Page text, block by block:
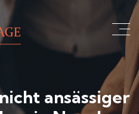
ansässiger